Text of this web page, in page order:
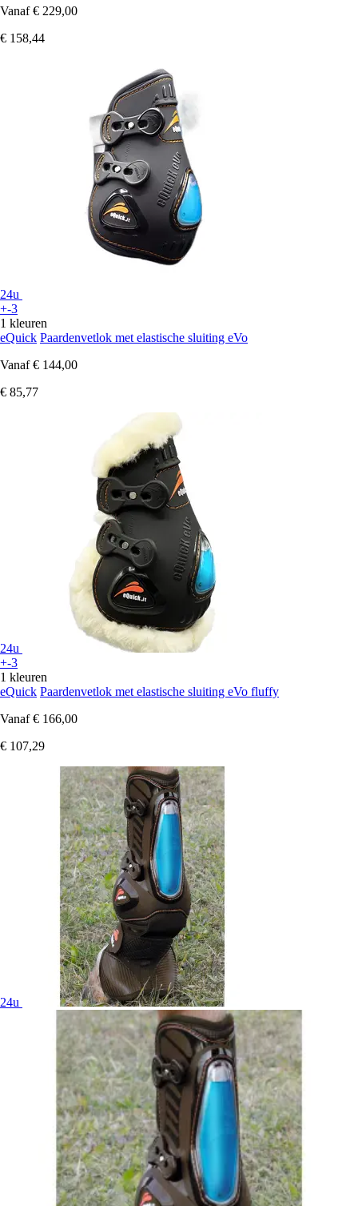
Vanaf € 229,00
€ 158,44
24u
+-3
1 kleuren
eQuick Paardenvetlok met elastische sluiting eVo
Vanaf € 144,00
€ 85,77
24u
+-3
1 kleuren
eQuick Paardenvetlok met elastische sluiting eVo fluffy
Vanaf € 166,00
€ 107,29
24u